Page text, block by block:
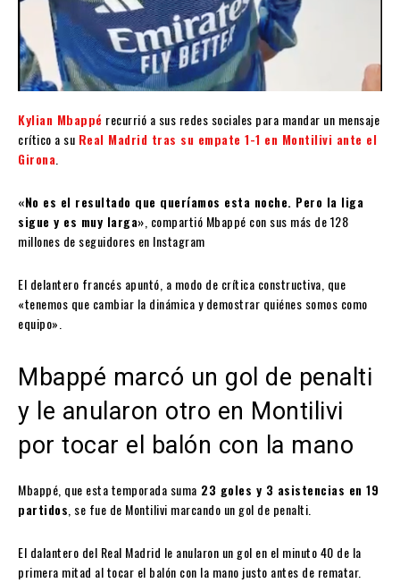
Kylian Mbappé recurrió a sus redes sociales para mandar un mensaje
crítico a su Real Madrid tras su empate 1-1 en Montilivi ante el
Girona.
«No es el resultado que queríamos esta noche. Pero la liga
sigue y es muy larga», compartió Mbappé con sus más de 128
millones de seguidores en Instagram
El delantero francés apuntó, a modo de crítica constructiva, que
«tenemos que cambiar la dinámica y demostrar quiénes somos como
equipo».
Mbappé marcó un gol de penalti
y le anularon otro en Montilivi
por tocar el balón con la mano
Mbappé, que esta temporada suma 23 goles y 3 asistencias en 19
partidos, se fue de Montilivi marcando un gol de penalti.
El dalantero del Real Madrid le anularon un gol en el minuto 40 de la
primera mitad al tocar el balón con la mano justo antes de rematar.